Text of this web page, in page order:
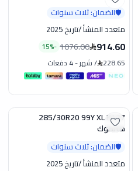
🛡️الضمان: ثلاث سنوات
متعدد المنشأ/تاريخ 2025
914.60
1076.00
-
15%
228.65
/شهر-4 دفعات
285/30R20 99Y XL K127
هانكوك
🛡️الضمان: ثلاث سنوات
متعدد المنشأ/تاريخ 2025